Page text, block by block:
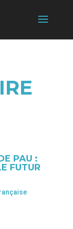
PAU :
FUTUR